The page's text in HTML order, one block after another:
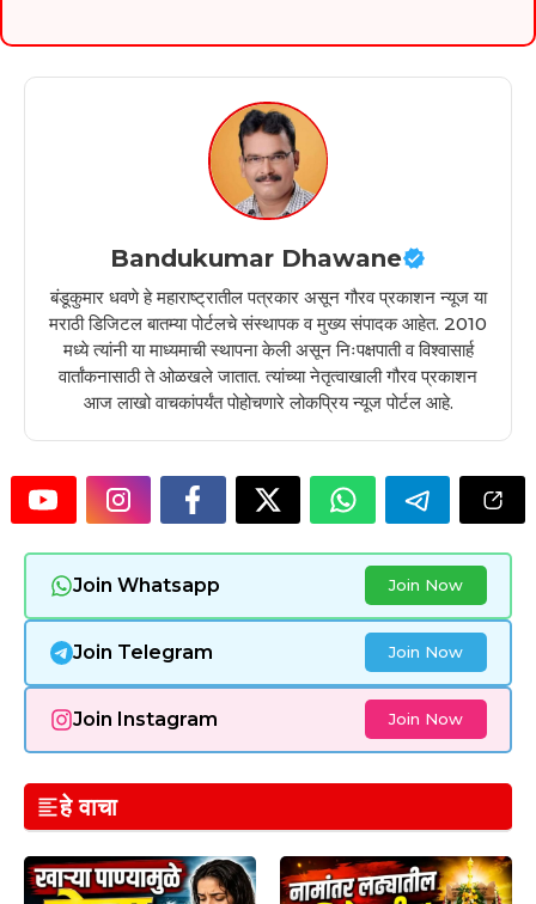
Bandukumar Dhawane
बंडूकुमार धवणे हे महाराष्ट्रातील पत्रकार असून गौरव प्रकाशन न्यूज या
मराठी डिजिटल बातम्या पोर्टलचे संस्थापक व मुख्य संपादक आहेत. 2010
मध्ये त्यांनी या माध्यमाची स्थापना केली असून निःपक्षपाती व विश्वासार्ह
वार्तांकनासाठी ते ओळखले जातात. त्यांच्या नेतृत्वाखाली गौरव प्रकाशन
आज लाखो वाचकांपर्यंत पोहोचणारे लोकप्रिय न्यूज पोर्टल आहे.
Join Whatsapp Join Now
Join Telegram Join Now
Join Instagram Join Now
हे वाचा